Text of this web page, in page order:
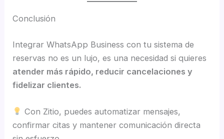
Conclusión
Integrar WhatsApp Business con tu sistema de
reservas no es un lujo, es una necesidad si quieres
atender más rápido, reducir cancelaciones y
fidelizar clientes.
Con Zitio, puedes automatizar mensajes,
confirmar citas y mantener comunicación directa